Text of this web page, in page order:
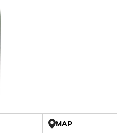
MAP